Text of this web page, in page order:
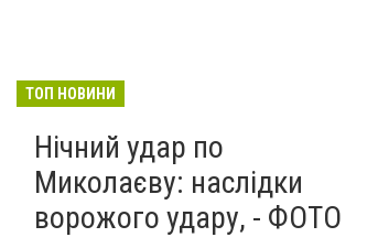
ТОП НОВИНИ
Нічний удар по
Миколаєву: наслідки
ворожого удару, - ФОТО